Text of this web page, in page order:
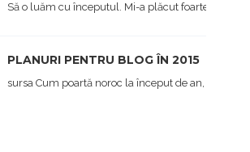
Să o luăm cu începutul. Mi-a plăcut foarte mult
PLANURI PENTRU BLOG ÎN 2015
sursa Cum poartă noroc la început de an, afișez și